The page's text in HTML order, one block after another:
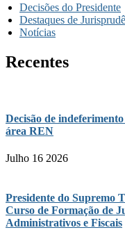
Decisões do Presidente
Destaques de
Notícias
Recentes
Decisão de
área REN
Julho 16 2026
Presidente do Supremo
Curso de Formação de
Administrativos e Fiscais